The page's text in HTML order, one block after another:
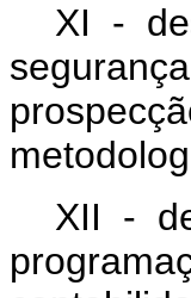
XI -
XII -